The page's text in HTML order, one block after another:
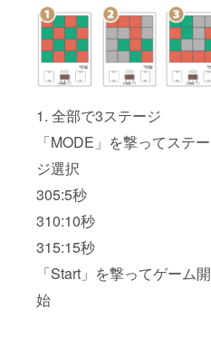
1. 全部で3ステージ
「MODE」を撃ってステー
ジ選択
305:5秒
310:10秒
315:15秒
「Start」を撃ってゲーム開
始